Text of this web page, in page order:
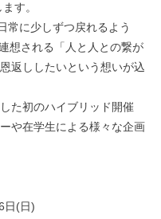
す。
常に少しずつ戻れるよう
想される「人と人との繋が
返ししたいという想いが込
た初のハイブリッド開催
や在学生による様々な企画
日(日)